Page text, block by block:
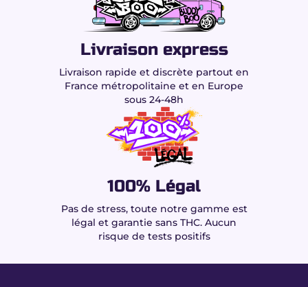
Livraison express
Livraison rapide et discrète partout en
France métropolitaine et en Europe
sous 24-48h
100% Légal
Pas de stress, toute notre gamme est
légal et garantie sans THC. Aucun
risque de tests positifs